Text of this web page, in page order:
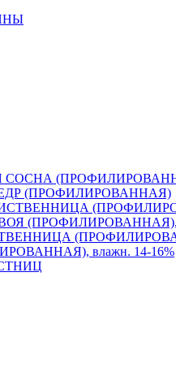
СОСНА
(ПРОФИЛИРОВАННАЯ)
(ПРОФИЛИРОВАННАЯ),
влажн. 14-16%